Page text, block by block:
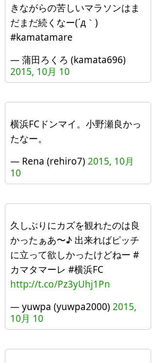
きながらの苦しいマラソンはま
だまだ続くなー(´д｀)
#kamatamare
— 蒲田ろくろ (kamata696)
2015, 10月 10
横浜FCドンマイ。小野瀬良かっ
たなー。
— Rena (rehiro7) 2015, 10月
10
久しぶりにカズを観れたのは良
かったぁあ〜♪ 出来ればピッチ
に立って欲しかったけどねー #
カマタマーレ #横浜FC
http://t.co/Pz3yUhj1Pn
— yuwpa (yuwpa2000) 2015,
10月 10